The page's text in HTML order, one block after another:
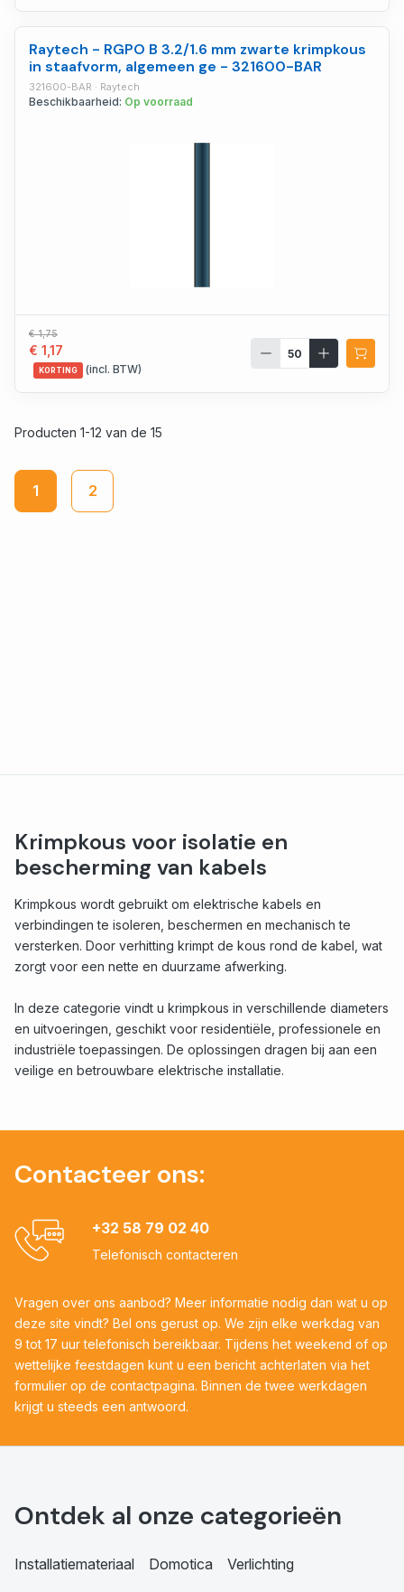
Raytech - RGPO B 3.2/1.6 mm zwarte krimpkous
in staafvorm, algemeen ge - 321600-BAR
321600-BAR · Raytech
Beschikbaarheid: Op voorraad
€ 1,75
€ 1,17
KORTING (incl. BTW)
Producten 1-12 van de 15
1 2
Krimpkous voor isolatie en
bescherming van kabels
Krimpkous wordt gebruikt om elektrische kabels en
verbindingen te isoleren, beschermen en mechanisch te
versterken. Door verhitting krimpt de kous rond de kabel, wat
zorgt voor een nette en duurzame afwerking.
In deze categorie vindt u krimpkous in verschillende diameters
en uitvoeringen, geschikt voor residentiële, professionele en
industriële toepassingen. De oplossingen dragen bij aan een
veilige en betrouwbare elektrische installatie.
Contacteer ons:
+32 58 79 02 40
Telefonisch contacteren
Vragen over ons aanbod? Meer informatie nodig dan wat u op
deze site vindt? Bel ons gerust op. We zijn elke werkdag van
9 tot 17 uur telefonisch bereikbaar. Tijdens het weekend of op
wettelijke feestdagen kunt u een bericht achterlaten via het
formulier op de contactpagina. Binnen de twee werkdagen
krijgt u steeds een antwoord.
Ontdek al onze categorieën
Installatiemateriaal Domotica Verlichting